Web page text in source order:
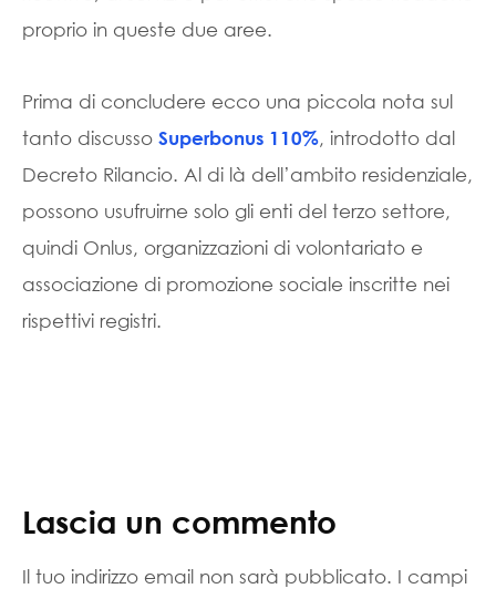
proprio in queste due aree.
Prima di concludere ecco una piccola nota sul
tanto discusso Superbonus 110%, introdotto dal
Decreto Rilancio. Al di là dell’ambito residenziale,
possono usufruirne solo gli enti del terzo settore,
quindi Onlus, organizzazioni di volontariato e
associazione di promozione sociale inscritte nei
rispettivi registri.
Lascia un commento
Il tuo indirizzo email non sarà pubblicato. I campi